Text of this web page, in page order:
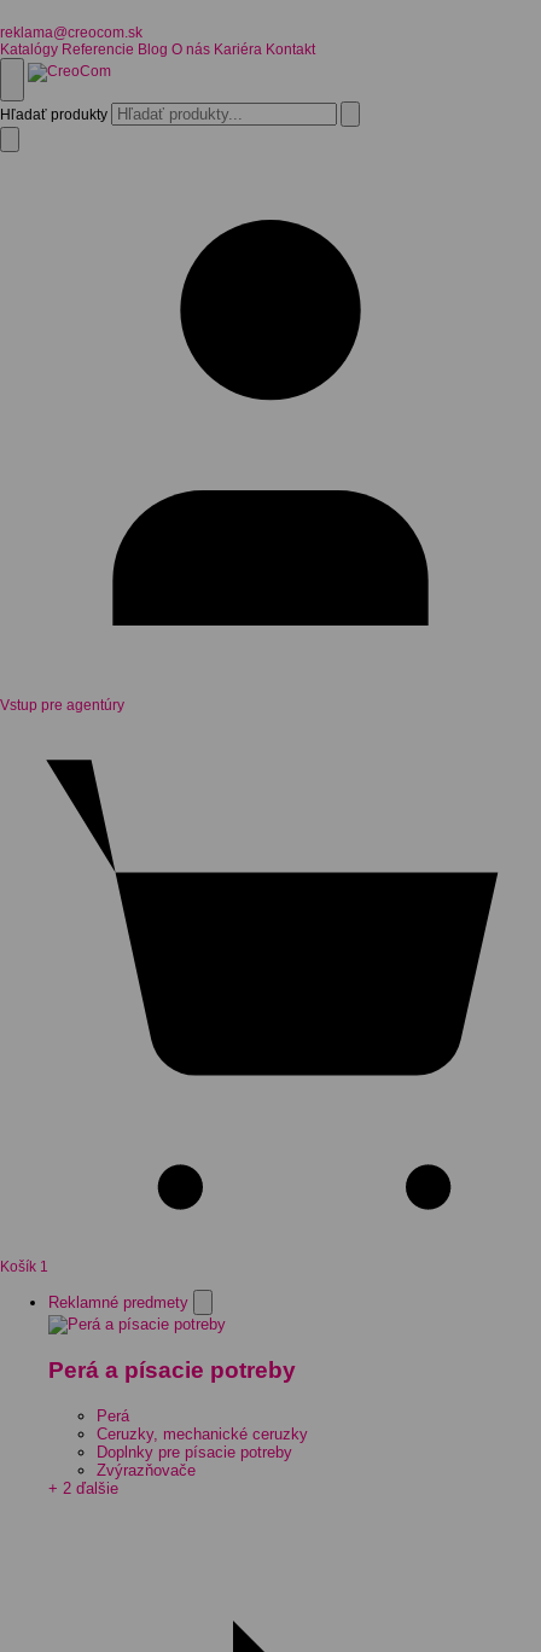
reklama@creocom.sk
Katalógy Referencie Blog O nás Kariéra Kontakt
Hľadať produkty
Vstup pre agentúry
Košík 1
Reklamné predmety
Perá a písacie potreby
Perá
Ceruzky, mechanické ceruzky
Doplnky pre písacie potreby
Zvýrazňovače
+ 2 ďalšie